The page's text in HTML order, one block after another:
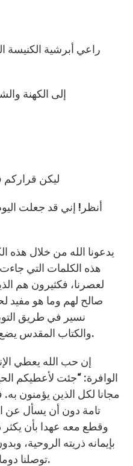
راعي أبرشية الكنيسة
إلى الكهنة
ليكن قراركم
يدعونا الله من خلال هذه
هذه الكلمات التي
لعصرنا، فكثيرون هم
صالح لهم وما هو مفيد
نسير في طريق
والكتاب المقدس يضع حب الله في أولويات خياراتنا.
إن حب الله يعطي
الوافرة: “جئت لأعطيكم
مجانا لكل الذين يؤمنون به.
تامة دون أن يسأل عن
وقطع معه عهدا بأن يكثر
بإيمانه ذريته الروحية،
توصلنا دوما إلى الآخرين وبها نجد سعادتنا.